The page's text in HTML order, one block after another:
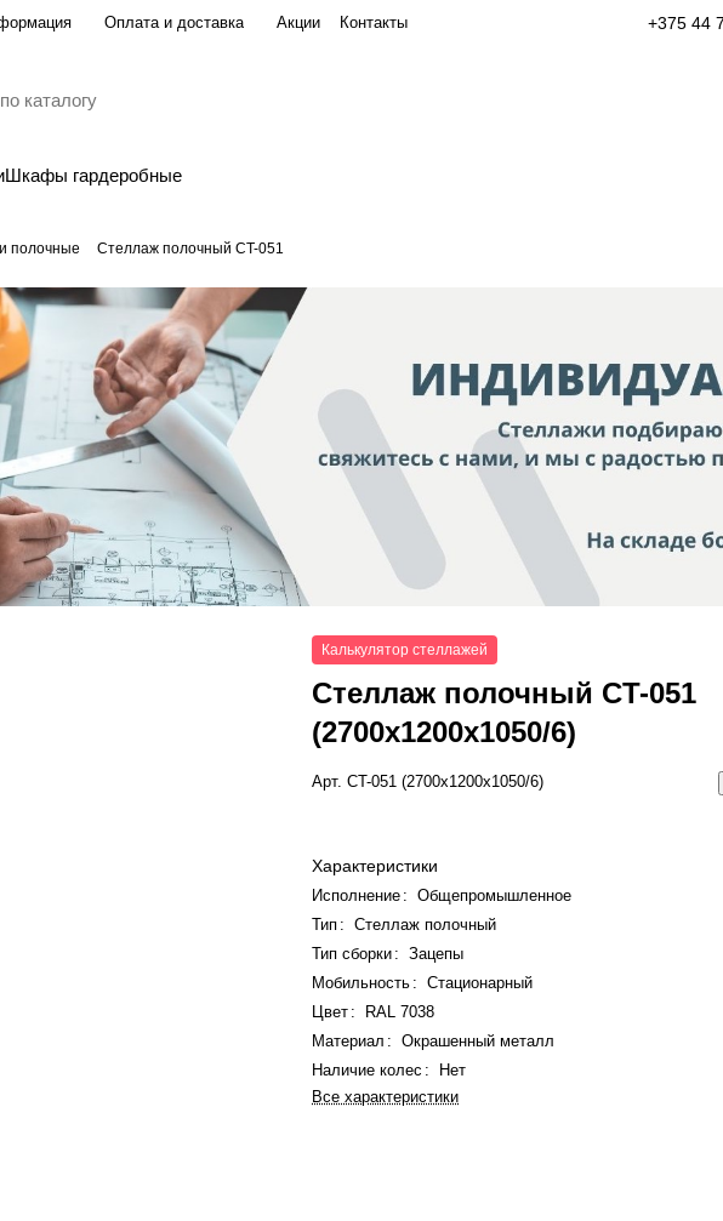
Оплата и доставка Акции Контакты +375 44
Шкафы гардеробные
полочные Стеллаж полочный СT-051
Калькулятор стеллажей
Стеллаж полочный СT-051
(2700x1200x1050/6)
Арт.СT-051 (2700x1200x1050/6)
Характеристики
Исполнение :
Общепромышленное
Тип :
Стеллаж полочный
Тип сборки:
Зацепы
Мобильность :
Стационарный
Цвет :
RAL 7038
Материал :
Окрашенный металл
Наличие колес :
Нет
Все характеристики